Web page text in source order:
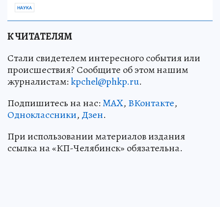
НАУКА
К ЧИТАТЕЛЯМ
Стали свидетелем интересного события или
происшествия? Сообщите об этом нашим
журналистам:kpchel@phkp.ru.
Подпишитесь на нас:MAX, ВКонтакте,
Одноклассники, Дзен.
При использовании материалов издания
ссылка на «КП-Челябинск» обязательна.